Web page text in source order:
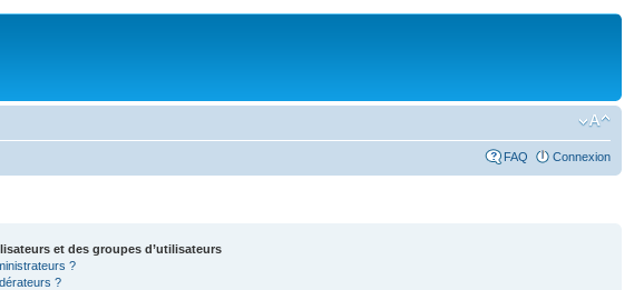
FAQ Connexion
et des groupes d’utilisateurs
?
?